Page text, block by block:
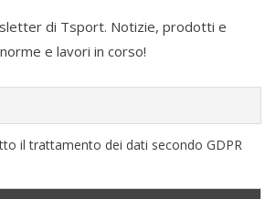
di Tsport. Notizie, prodotti e
e lavori in corso!
il trattamento dei dati secondo GDPR